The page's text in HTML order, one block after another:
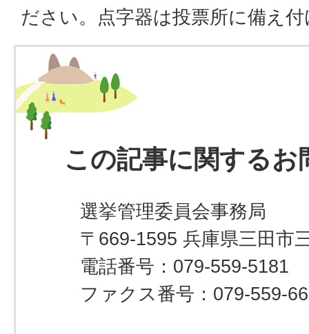
ださい。点字器は投票所に備え
この記事に関するお
選挙管理委員会事務局
〒669-1595 兵庫県三田市
電話番号：079-559-5181
ファクス番号：079-559-